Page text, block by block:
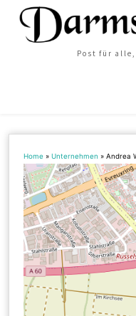
Post für
Home »Unternehmen »Andrea